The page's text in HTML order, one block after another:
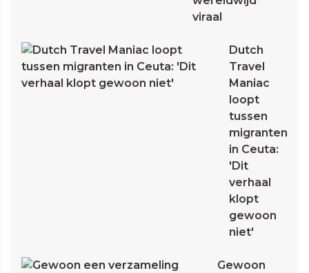
viraal
Dutch
Travel
Maniac
loopt
tussen
migranten
in Ceuta:
'Dit
verhaal
klopt
gewoon
niet'
Gewoon